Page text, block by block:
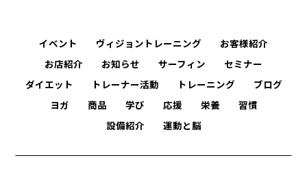
イベント ヴィジョントレーニング
お客様紹介
お店紹介
お知らせ サーフィン
セミナー
ダイエット
トレーナー活動 トレーニング
ブログ
ヨガ
商品 学び 応援 栄養
習慣
設備紹介
運動と脳